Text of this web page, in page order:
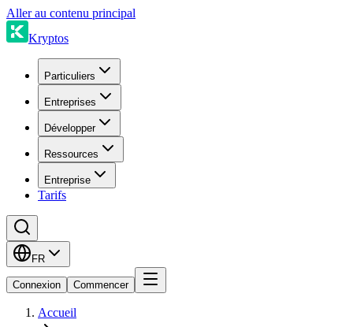
Aller au contenu principal
Kryptos
Particuliers
Entreprises
Développer
Ressources
Entreprise
Tarifs
FR
Connexion Commencer
Accueil